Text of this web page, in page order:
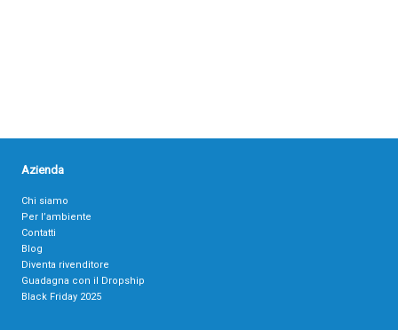
Azienda
Chi siamo
Per l’ambiente
Contatti
Blog
Diventa rivenditore
Guadagna con il Dropship
Black Friday 2025